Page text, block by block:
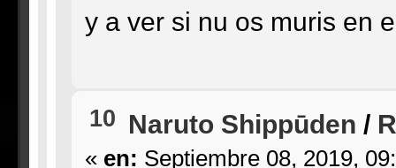
y a ver si nu os muris en
10 Naruto Shippūden /
« en: Septiembre 08, 2019,